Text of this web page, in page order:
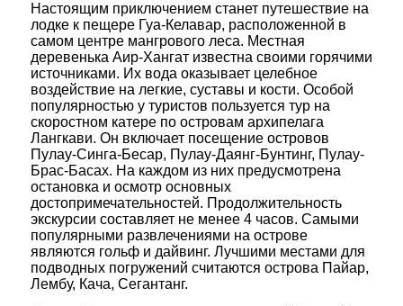
Настоящим приключением станет путешествие на
лодке к пещере Гуа-Келавар, расположенной в
самом центре мангрового леса. Местная
деревенька Аир-Хангат известна своими горячими
источниками. Их вода оказывает целебное
воздействие на легкие, суставы и кости. Особой
популярностью у туристов пользуется тур на
скоростном катере по островам архипелага
Лангкави. Он включает посещение островов
Пулау-Синга-Бесар, Пулау-Даянг-Бунтинг, Пулау-
Брас-Басах. На каждом из них предусмотрена
остановка и осмотр основных
достопримечательностей. Продолжительность
экскурсии составляет не менее 4 часов. Самыми
популярными развлечениями на острове
являются гольф и дайвинг. Лучшими местами для
подводных погружений считаются острова Пайар,
Лембу, Кача, Сегантанг.